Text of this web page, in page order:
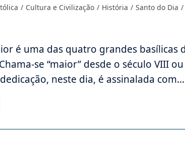
/ Cultura e Civilização / História / Santo do Dia /
é uma das quatro grandes basílicas
se “maior” desde o século VIII
neste dia, é assinalada com…